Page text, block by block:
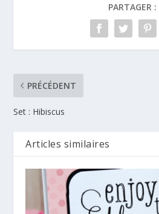
PARTAGER :
PRÉCÉDENT
Set : Hibiscus
Articles similaires